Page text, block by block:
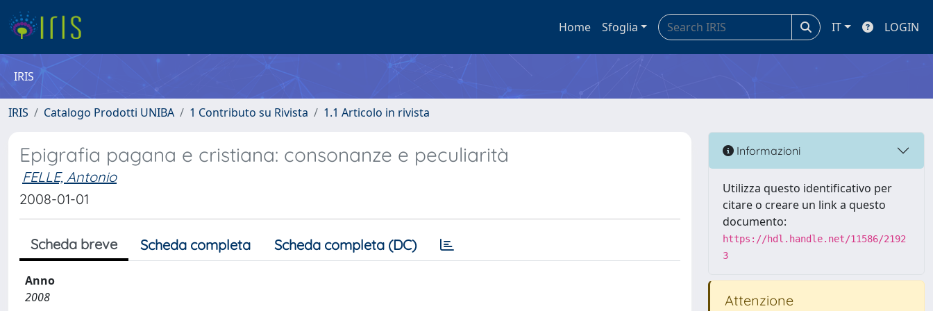
Home Sfoglia IT LOGIN
IRIS
IRIS Catalogo Prodotti UNIBA 1 Contributo su Rivista 1.1 Articolo in rivista
Epigrafia pagana e cristiana: consonanze e peculiarità
FELLE, Antonio
2008-01-01
Scheda breve Scheda completa Scheda completa (DC)
Anno
2008
Informazioni
Utilizza questo identificativo per
citare o creare un link a questo
documento:
https://hdl.handle.net/11586/2192
3
Attenzione